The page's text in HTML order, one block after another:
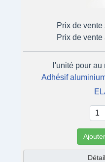
Prix de vente
Prix de vente
l'unité pour
Adhésif